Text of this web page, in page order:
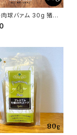
肉球バァム 30g 猪油
チ 肉球クリーム